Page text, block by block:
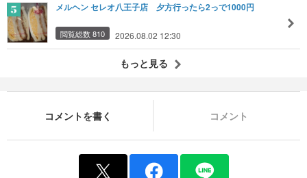
メルヘン セレオ八王子店 夕方行ったら2っで1000円
閲覧総数 810 2026.08.02 12:30
もっと見る
コメントを書く コメント